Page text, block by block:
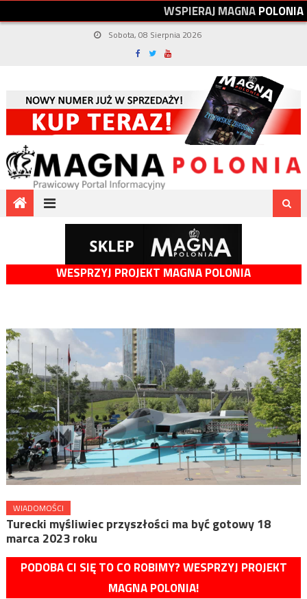
WSPIERAJMAGNAPOLONIA
Sobota, 08 Sierpnia 2026
WESPRZYJ PROJEKT MAGNA POLONIA
WIADOMOŚCI
Turecki myśliwiec przyszłości ma być gotowy 18
marca 2023 roku
PODOBA CI SIĘ TO CO ROBIMY? WESPRZYJ PROJEKT
MAGNA POLONIA!